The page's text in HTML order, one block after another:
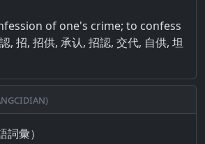
of one's crime; to confess
, 招, 招供, 承认, 招認, 交代, 自供, 坦
詞彙）